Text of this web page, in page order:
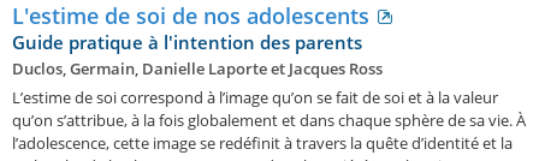
L'estime de soi de nos adolescents
Guide pratique à l'intention des parents
Duclos, Germain, Danielle Laporte et Jacques Ross
L’estime de soi correspond à l’image qu’on se fait de soi et à la valeur
qu’on s’attribue, à la fois globalement et dans chaque sphère de sa vie. À
l’adolescence, cette image se redéfinit à travers la quête d’identité et la